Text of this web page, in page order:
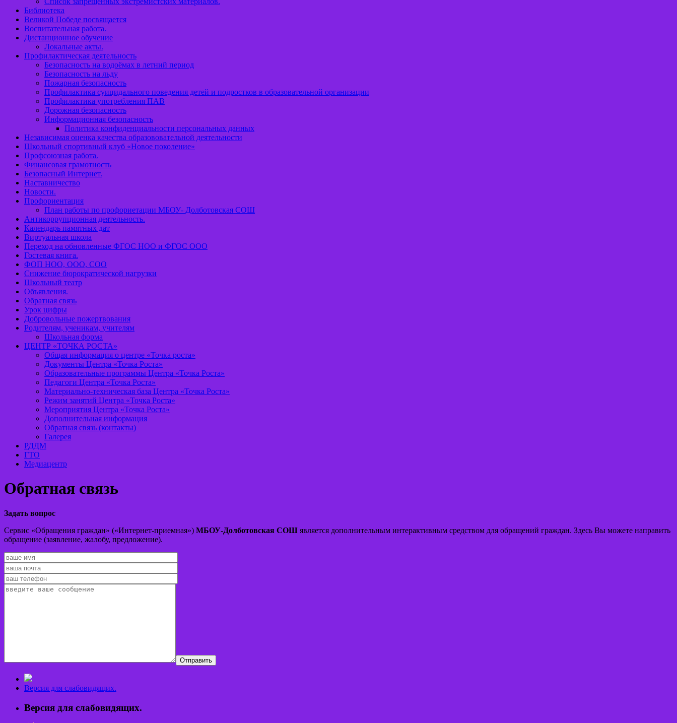
Библиотека
Великой Победе посвящается
Воспитательная работа.
Дистанционное обучение
Локальные акты.
Профилактическая деятельность
Безопасность на водоёмах в летний период
Безопасность на льду
Пожарная безопасность
Профилактика суицидального поведения детей и подростков в образовательной организации
Профилактика употребления ПАВ
Дорожная безопасность
Информационная безопасность
Политика конфиденциальности персональных данных
Независимая оценка качества образововательной деятельности
Школьный спортивный клуб «Новое поколение»
Профсоюзная работа.
Финансовая грамотность
Безопасный Интернет.
Наставничество
Новости.
Профориентация
План работы по профориетации МБОУ- Долботовская СОШ
Антикоррупционная деятельность.
Календарь памятных дат
Виртуальная школа
Переход на обновленные ФГОС НОО и ФГОС ООО
Гостевая книга.
ФОП НОО, ООО, СОО
Снижение бюрократической нагрузки
Школьный театр
Объявления.
Обратная связь
Урок цифры
Добровольные пожертвования
Родителям, ученикам, учителям
Школьная форма
ЦЕНТР «ТОЧКА РОСТА»
Общая информация о центре «Точка роста»
Документы Центра «Точка Роста»
Образовательные программы Центра «Точка Роста»
Педагоги Центра «Точка Роста»
Материально-техническая база Центра «Точка Роста»
Режим занятий Центра «Точка Роста»
Мероприятия Центра «Точка Роста»
Дополнительная информация
Обратная связь (контакты)
Галерея
РДДМ
ГТО
Медиацентр
Обратная связь
Задать вопрос
Сервис «Обращения граждан» («Интернет-приемная») МБОУ-Долботовская СОШ является дополнительным интерактивным средством для обращений граждан. Здесь Вы можете направить
обращение (заявление, жалобу, предложение).
Версия для слабовидящих.
Версия для слабовидящих.